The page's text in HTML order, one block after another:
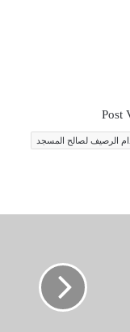
Post
الرصيف لصالح المسجد